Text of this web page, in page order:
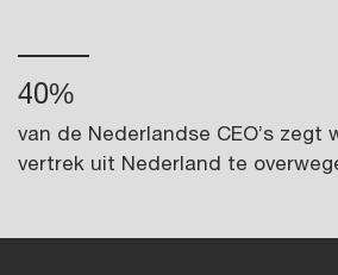
40%
van de Nederlandse CEO’s zegt
vertrek uit Nederland te